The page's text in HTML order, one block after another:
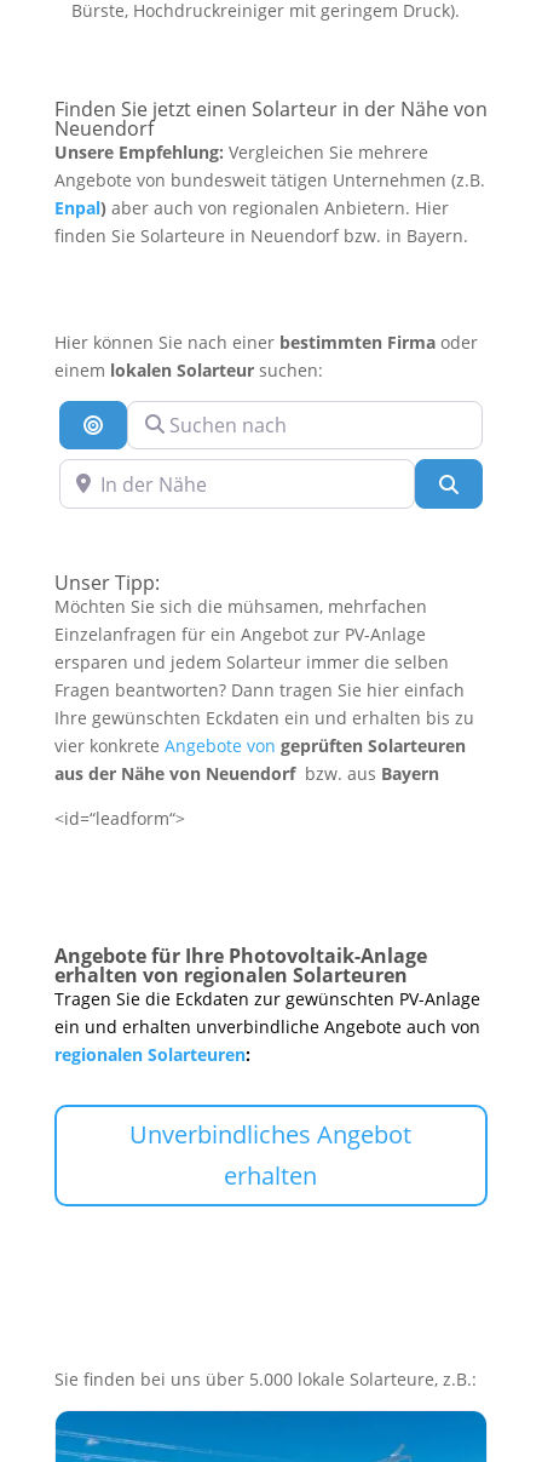
Bürste, Hochdruckreiniger mit geringem Druck).
Finden Sie jetzt einen Solarteur in der Nähe von
Neuendorf
Unsere Empfehlung: Vergleichen Sie mehrere
Angebote von bundesweit tätigen Unternehmen (z.B.
Enpal) aber auch von regionalen Anbietern. Hier
finden Sie Solarteure in Neuendorf bzw. in Bayern.
Hier können Sie nach einer bestimmten Firmaoder
einem lokalen Solarteursuchen:
Suche nach Entfernung
Suchen nach
In der Nähe
Unser Tipp:
Möchten Sie sich die mühsamen, mehrfachen
Einzelanfragen für ein Angebot zur PV-Anlage
ersparen und jedem Solarteur immer die selben
Fragen beantworten? Dann tragen Sie hier einfach
Ihre gewünschten Eckdaten ein und erhalten bis zu
vier konkrete Angebote von geprüften Solarteuren
aus der Nähe von Neuendorf bzw. aus Bayern
<id=“leadform“>
Angebote für Ihre Photovoltaik-Anlage
erhalten von regionalen Solarteuren
Tragen Sie die Eckdaten zur gewünschten PV-Anlage
ein und erhalten unverbindliche Angebote auch von
regionalen Solarteuren:
Unverbindliches Angebot
erhalten
Sie finden bei uns über 5.000 lokale Solarteure, z.B.: